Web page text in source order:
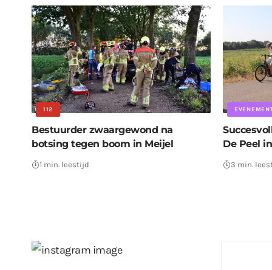
112
Bestuurder zwaargewond na
botsing tegen boom in Meijel
1 min. leestijd
De Peel
3 min.